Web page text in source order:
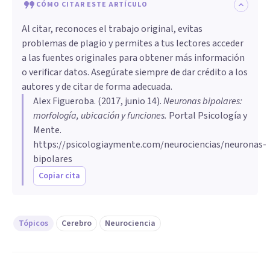
CÓMO CITAR ESTE ARTÍCULO
Al citar, reconoces el trabajo original, evitas
problemas de plagio y permites a tus lectores acceder
a las fuentes originales para obtener más información
o verificar datos. Asegúrate siempre de dar crédito a los
autores y de citar de forma adecuada.
Alex Figueroba. (2017, junio 14).Neuronas bipolares:
morfología, ubicación y funciones. Portal Psicología y
Mente.
https://psicologiaymente.com/neurociencias/neuronas-
bipolares
Copiar cita
Tópicos Cerebro Neurociencia